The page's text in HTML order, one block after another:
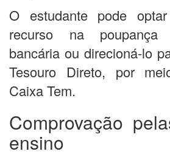
O estudante pode
recurso na poupança
bancária ou direcioná-lo
Tesouro Direto, por
Caixa Tem.
Comprovação
ensino